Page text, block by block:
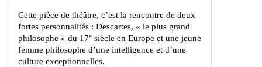
Cette pièce de théâtre, c’est la rencontre de deux
fortes personnalités : Descartes, « le plus grand
philosophe » du 17e siècle en Europe et une jeune
femme philosophe d’une intelligence et d’une
culture exceptionnelles.